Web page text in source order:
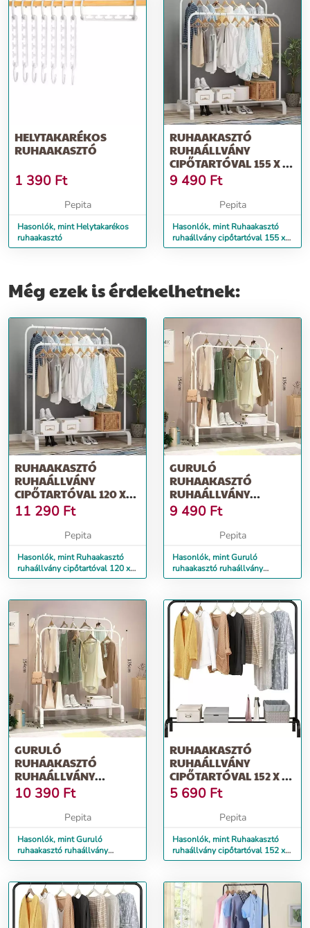
HELYTAKARÉKOS
RUHAAKASZTÓ
1 390 Ft
Pepita
Hasonlók, mint Helytakarékos
ruhaakasztó
RUHAAKASZTÓ
RUHAÁLLVÁNY
CIPŐTARTÓVAL 155 X 58
X 154 CM FEHÉR
9 490 Ft
Pepita
Hasonlók, mint Ruhaakasztó
ruhaállvány cipőtartóval 155 x
58 x 154 cm fehér
Még ezek is érdekelhetnek:
RUHAAKASZTÓ
RUHAÁLLVÁNY
CIPŐTARTÓVAL 120 X
58 X 154 CM FEHÉR
11 290 Ft
Pepita
Hasonlók, mint Ruhaakasztó
ruhaállvány cipőtartóval 120 x
58 x 154 cm fehér
GURULÓ
RUHAAKASZTÓ
RUHAÁLLVÁNY
CIPŐTARTÓVAL 154 X
58 X 130 CM FEHÉR
9 490 Ft
Pepita
Hasonlók, mint Guruló
ruhaakasztó ruhaállvány
cipőtartóval 154 x 58 x 130 cm
GURULÓ
RUHAAKASZTÓ
RUHAÁLLVÁNY
CIPŐTARTÓVAL 154 X
58 X 150 CM FEHÉR
10 390 Ft
Pepita
Hasonlók, mint Guruló
ruhaakasztó ruhaállvány
cipőtartóval 154 x 58 x 150 cm
RUHAAKASZTÓ
RUHAÁLLVÁNY
CIPŐTARTÓVAL 152 X 43
X 125 CM
5 690 Ft
Pepita
Hasonlók, mint Ruhaakasztó
ruhaállvány cipőtartóval 152 x
43 x 125 cm